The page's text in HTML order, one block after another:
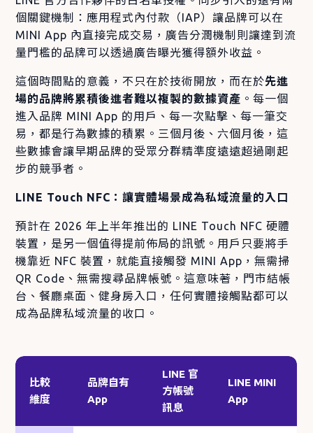
個關鍵機制：應用程式內付款（IAP）讓品牌可以在
MINI App 內直接完成交易，廣告分潤機制則讓達到流
量門檻的品牌可以透過廣告曝光獲得額外收益。
這個時間點的意義，不只在於技術開放，而在於先進
場的品牌將累積後進者難以複製的數據資產 。每一個
進入品牌 MINI App 的用戶、每一次點擊、每一筆交
易，都是行為數據的積累。三個月後、六個月後，這
些數據會讓早期品牌的受眾分群精準度遠遠超過剛起
步的競爭者。
LINE Touch NFC：讓實體場景成為私域流量的入口
預計在 2026 年上半年推出的 LINE Touch NFC 硬體
裝置，是另一個值得提前佈局的訊號。用戶只要將手
機靠近 NFC 裝置，就能直接觸發 MINI App，無需掃
QR Code、無需搜尋品牌帳號。這意味著，門市結帳
台、餐廳桌面、健身房入口，任何實體接觸點都可以
成為品牌私域流量的收口。
比較
維度
品牌自有
App
LINE 官
方帳號
訊息
LINE MINI
App